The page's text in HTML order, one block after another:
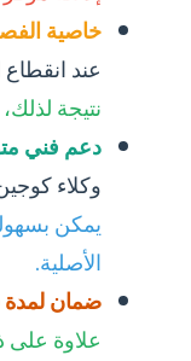
خاصية
عند انقطاع
نتيجة لذلك،
دعم فني
وكلاء
يمكن
الأصلية.
ضمان لمدة
علاوة على